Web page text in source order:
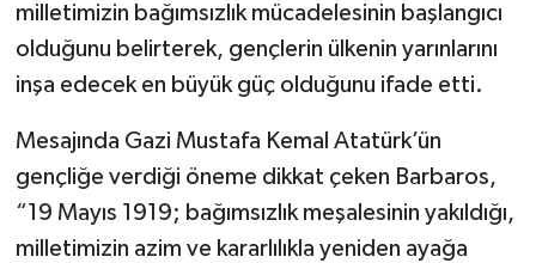
milletimizin bağımsızlık mücadelesinin başlangıcı
olduğunu belirterek, gençlerin ülkenin yarınlarını
inşa edecek en büyük güç olduğunu ifade etti.
Mesajında Gazi Mustafa Kemal Atatürk’ün
gençliğe verdiği öneme dikkat çeken Barbaros,
“19 Mayıs 1919; bağımsızlık meşalesinin yakıldığı,
milletimizin azim ve kararlılıkla yeniden ayağa